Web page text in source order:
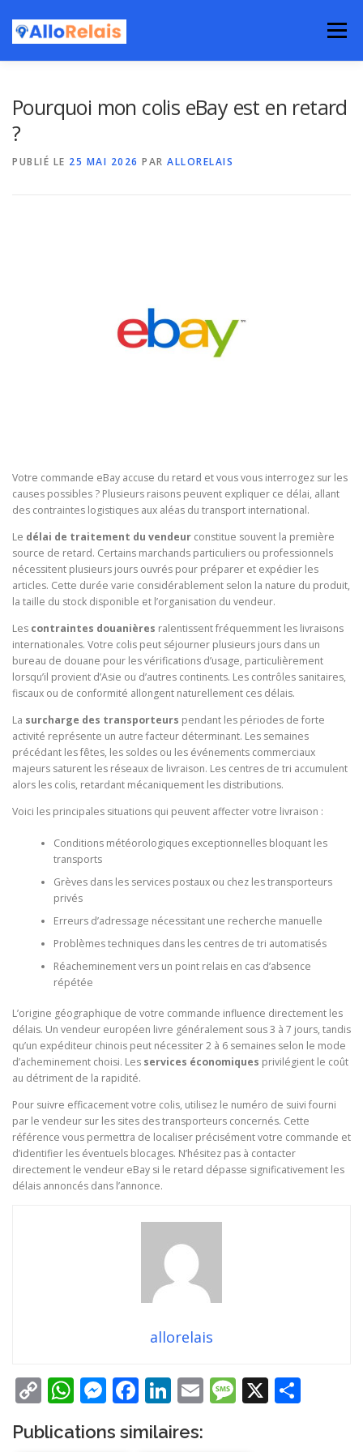
contenu
Menu
Pourquoi mon colis eBay est en retard
?
PUBLIÉ LE 25 MAI 2026 PAR ALLORELAIS
Votre commande eBay accuse du retard et vous vous interrogez sur les
causes possibles ? Plusieurs raisons peuvent expliquer ce délai, allant
des contraintes logistiques aux aléas du transport international.
Le délai de traitement du vendeur constitue souvent la première
source de retard. Certains marchands particuliers ou professionnels
nécessitent plusieurs jours ouvrés pour préparer et expédier les
articles. Cette durée varie considérablement selon la nature du produit,
la taille du stock disponible et l’organisation du vendeur.
Les contraintes douanières ralentissent fréquemment les livraisons
internationales. Votre colis peut séjourner plusieurs jours dans un
bureau de douane pour les vérifications d’usage, particulièrement
lorsqu’il provient d’Asie ou d’autres continents. Les contrôles sanitaires,
fiscaux ou de conformité allongent naturellement ces délais.
La surcharge des transporteurs pendant les périodes de forte
activité représente un autre facteur déterminant. Les semaines
précédant les fêtes, les soldes ou les événements commerciaux
majeurs saturent les réseaux de livraison. Les centres de tri accumulent
alors les colis, retardant mécaniquement les distributions.
Voici les principales situations qui peuvent affecter votre livraison :
Conditions météorologiques exceptionnelles bloquant les
transports
Grèves dans les services postaux ou chez les transporteurs
privés
Erreurs d’adressage nécessitant une recherche manuelle
Problèmes techniques dans les centres de tri automatisés
Réacheminement vers un point relais en cas d’absence
répétée
L’origine géographique de votre commande influence directement les
délais. Un vendeur européen livre généralement sous 3 à 7 jours, tandis
qu’un expéditeur chinois peut nécessiter 2 à 6 semaines selon le mode
d’acheminement choisi. Les services économiques privilégient le coût
au détriment de la rapidité.
Pour suivre efficacement votre colis, utilisez le numéro de suivi fourni
par le vendeur sur les sites des transporteurs concernés. Cette
référence vous permettra de localiser précisément votre commande et
d’identifier les éventuels blocages. N’hésitez pas à contacter
directement le vendeur eBay si le retard dépasse significativement les
délais annoncés dans l’annonce.
allorelais
Copy
Link
WhatsApp
Messenger
Facebook
LinkedIn
EmailMessage
X
Publications similaires: